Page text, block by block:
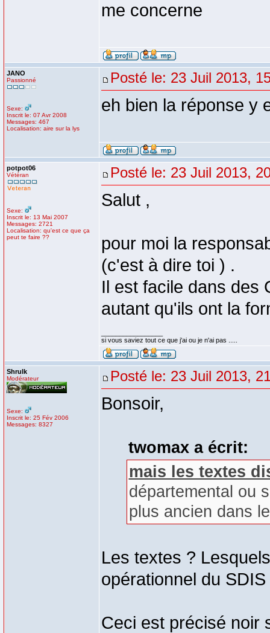
me concerne
JANO
Passionné
Sexe:
Inscrit le: 07 Avr 2008
Messages: 467
Localisation: aire sur la lys
Posté le: 23 Juil 2013,
eh bien la réponse y
potpot06
Vétéran
Sexe:
Inscrit le: 13 Mai 2007
Messages: 2721
Localisation: qu'est ce que ça
peut te faire ??
Posté le: 23 Juil 2013,
Salut ,
pour moi la
(c'est à dire toi ) .
Il est facile dans des
autant qu'ils ont la
si vous saviez tout ce que j'ai ou je n'ai pas .....
Shrulk
Modérateur
Sexe:
Inscrit le: 25 Fév 2006
Messages: 8327
Posté le: 23 Juil 2013,
Bonsoir,
twomax a écrit:
mais les textes
départemental ou
plus ancien dans
Les textes ?
opérationnel du
Ceci est précisé noir